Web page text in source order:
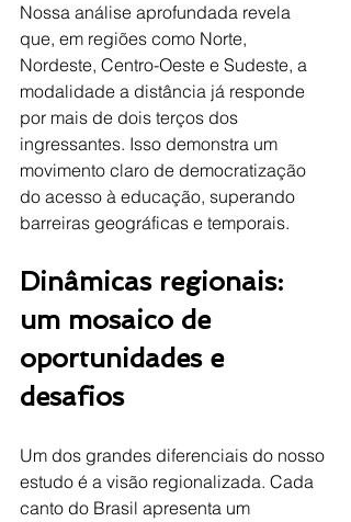
Nossa análise aprofundada revela
que, em regiões como Norte,
Nordeste, Centro-Oeste e Sudeste, a
modalidade a distância já responde
por mais de dois terços dos
ingressantes. Isso demonstra um
movimento claro de democratização
do acesso à educação, superando
barreiras geográficas e temporais.
Dinâmicas regionais:
um mosaico de
oportunidades e
desafios
Um dos grandes diferenciais do nosso
estudo é a visão regionalizada. Cada
canto do Brasil apresenta um